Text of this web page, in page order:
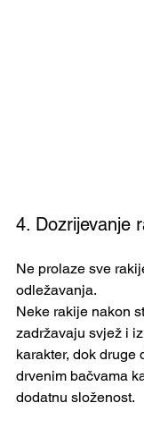
4. Dozrijevanje
Ne prolaze sve
odležavanja.
Neke rakije nakon
zadržavaju svjež i
karakter, dok druge
drvenim bačvama
dodatnu složenost.